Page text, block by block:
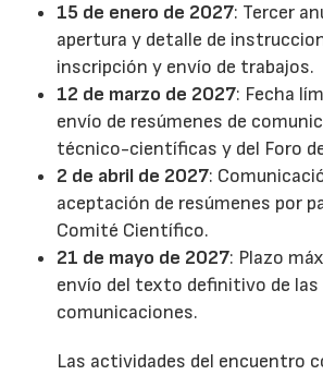
15 de enero de 2027: Tercer
apertura y detalle de
inscripción y envío de trabajos.
12 de marzo de 2027: Fecha
envío de resúmenes de
técnico-científicas y del Foro
2 de abril de 2027:
aceptación de resúmenes por
Comité Científico.
21 de mayo de 2027: Plazo
envío del texto definitivo de las
comunicaciones.
Las actividades del encuentro